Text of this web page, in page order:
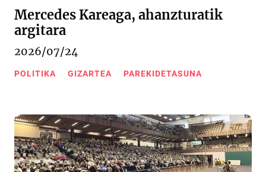
Mercedes Kareaga, ahanzturatik
argitara
2026/07/24
POLITIKA GIZARTEA PAREKIDETASUNA